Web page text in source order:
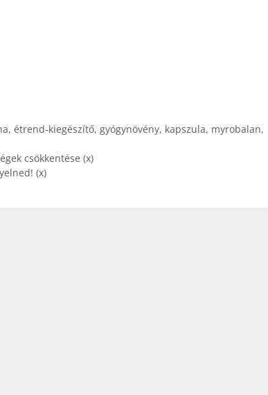
, étrend-kiegészítő, gyógynövény, kapszula, myrobalan,
csökkentése (x)
(x)